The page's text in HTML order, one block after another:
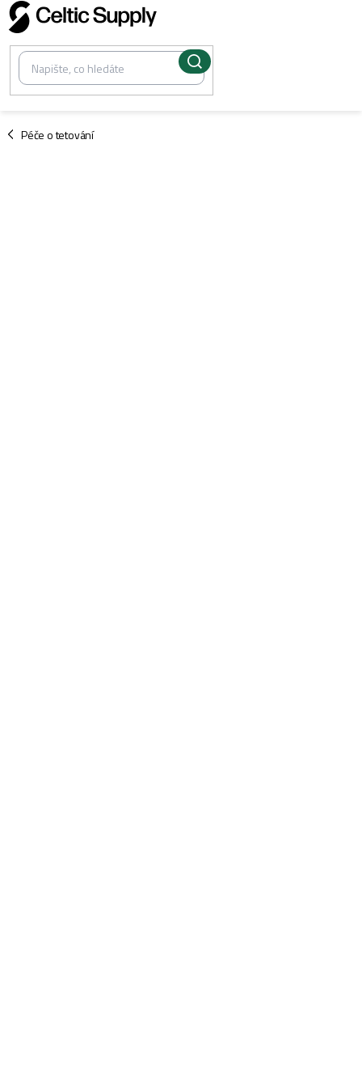
Přejít
na
obsah
Péče o tetování
/